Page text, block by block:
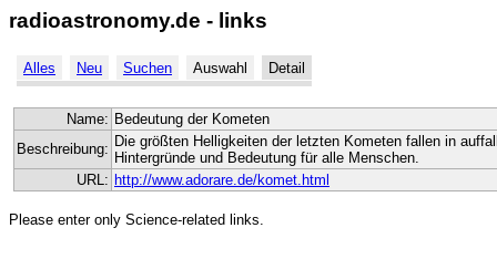
radioastronomy.de - links
Alles Neu Suchen Auswahl Detail
Name: Bedeutung der Kometen
Beschreibung: Die größten Helligkeiten der letzten Kometen fallen in
Hintergründe und Bedeutung für alle Menschen.
URL: http://www.adorare.de/komet.html
Please enter only Science-related links.